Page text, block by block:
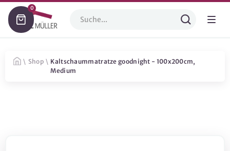
0
\ Shop \ Kaltschaummatratze goodnight - 100x200cm,
Medium